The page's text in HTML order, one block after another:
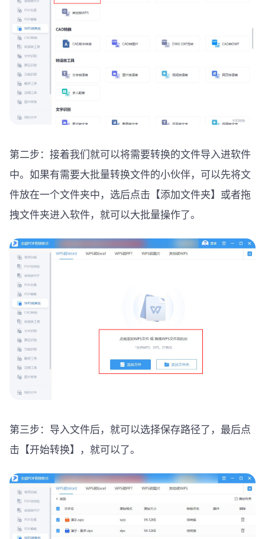
第二步：接着我们就可以将需要转换的文件导入进软件
中。如果有需要大批量转换文件的小伙伴，可以先将文
件放在一个文件夹中，选后点击【添加文件夹】或者拖
拽文件夹进入软件，就可以大批量操作了。
第三步：导入文件后，就可以选择保存路径了，最后点
击【开始转换】，就可以了。